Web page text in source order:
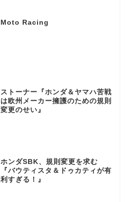
Moto Racing
ストーナー『ホンダ＆ヤマハ苦戦
は欧州メーカー擁護のための規則
変更のせい』
ホンダSBK、規則変更を求む
『バウティスタ＆ドゥカティが有
利すぎる！』